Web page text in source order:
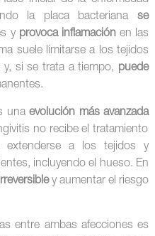
la placa bacterianase
y provoca inflamaciónen las
suele limitarse a los tejidos
si se trata a tiempo, puede
unaevolución más avanzada
no recibe el tratamiento
extenderse a los tejidos y
incluyendo el hueso. En
y aumentar el riesgo
entre ambas afecciones es